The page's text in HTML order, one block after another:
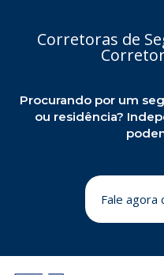
Corretoras de
Procurando por um
ou residência?
Fale agora